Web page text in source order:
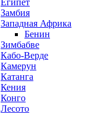
Египет
Замбия
Западная Африка
Бенин
Зимбабве
Кабо-Верде
Камерун
Катанга
Кения
Конго
Лесото